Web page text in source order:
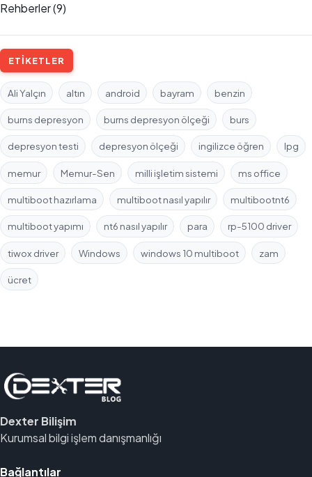
Rehberler(9)
ETIKETLER
Ali Yalçın altın android bayram benzin
burns depresyon burns depresyon ölçeği burs
depresyon testi depresyon ölçeği ingilizce öğren lpg
memur Memur-Sen milli işletim sistemi ms office
multiboot hazırlama multiboot nasıl yapılır multibootnt6
multiboot yapımı nt6 nasıl yapılır para rp-5100 driver
tiwox driver Windows windows 10 multiboot zam
ücret
Dexter Bilişim
Kurumsal bilgi işlem danışmanlığı
Bağlantılar